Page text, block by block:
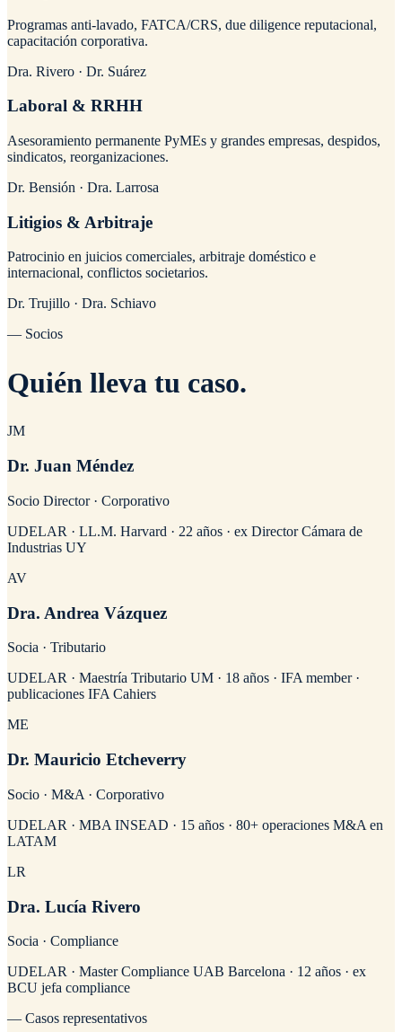
Programas anti-lavado, FATCA/CRS, due diligence reputacional,
capacitación corporativa.
Dra. Rivero · Dr. Suárez
Laboral & RRHH
Asesoramiento permanente PyMEs y grandes empresas, despidos,
sindicatos, reorganizaciones.
Dr. Bensión · Dra. Larrosa
Litigios & Arbitraje
Patrocinio en juicios comerciales, arbitraje doméstico e
internacional, conflictos societarios.
Dr. Trujillo · Dra. Schiavo
— Socios
Quién lleva tu caso.
JM
Dr. Juan Méndez
Socio Director · Corporativo
UDELAR · LL.M. Harvard · 22 años · ex Director Cámara de
Industrias UY
AV
Dra. Andrea Vázquez
Socia · Tributario
UDELAR · Maestría Tributario UM · 18 años · IFA member ·
publicaciones IFA Cahiers
ME
Dr. Mauricio Etcheverry
Socio · M&A · Corporativo
UDELAR · MBA INSEAD · 15 años · 80+ operaciones M&A en
LATAM
LR
Dra. Lucía Rivero
Socia · Compliance
UDELAR · Master Compliance UAB Barcelona · 12 años · ex
BCU jefa compliance
— Casos representativos